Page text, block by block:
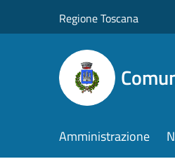
Regione Toscana
Amministrazione